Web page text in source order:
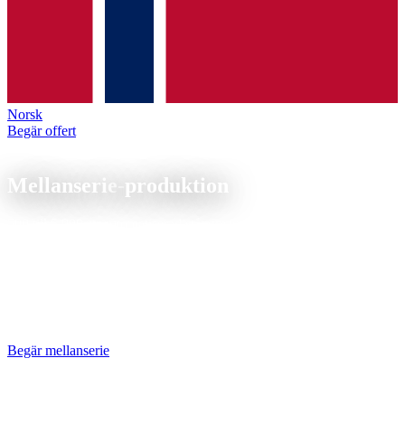
Norsk
Begär offert
Mellanserie- produktion
Begär mellanserie